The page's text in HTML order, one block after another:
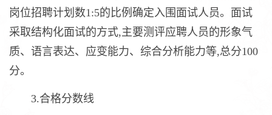
岗位招聘计划数1:5的比例确定入围面试人员。面试
采取结构化面试的方式,主要测评应聘人员的形象气
质、语言表达、应变能力、综合分析能力等,总分100
分。
3.合格分数线